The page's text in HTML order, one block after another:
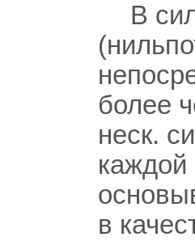
В
более
неск.
в